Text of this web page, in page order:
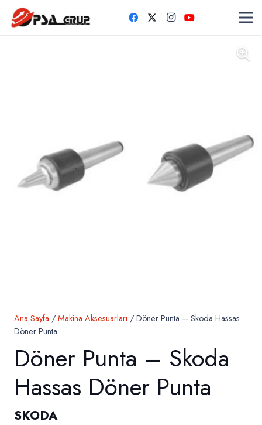
Ana Sayfa / Makina Aksesuarları / Döner Punta – Skoda Hassas
Döner Punta
Döner Punta – Skoda
Hassas Döner Punta
SKODA